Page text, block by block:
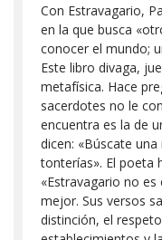
Con Estravagario,
en la que busca
conocer el mundo;
Este libro divaga,
metafísica. Hace
sacerdotes no le
encuentra es la de
dicen: «Búscate
tonterías». El poeta
«Estravagario no
mejor. Sus versos
distinción, el